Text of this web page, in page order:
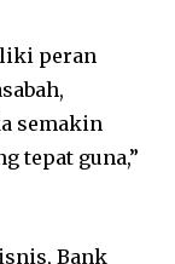
peran
semakin
tepat guna,”
Bank